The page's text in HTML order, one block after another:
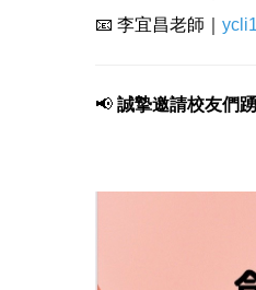
📧 李宜昌老師｜
📢 誠摯邀請校友們